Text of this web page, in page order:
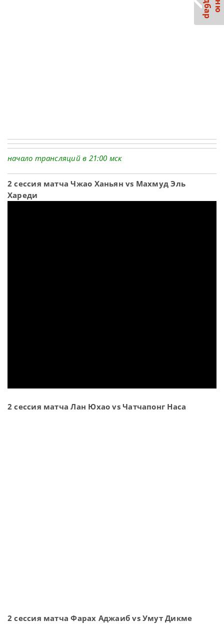
начало трансляций в 21:00 мск
2 сессия матча Чжао Ханьян vs Махмуд Эль
Хареди
2 сессия матча Лан Юхао vs Чатчапонг Наса
2 сессия матча Фарах Аджаиб vs Умут Дикме